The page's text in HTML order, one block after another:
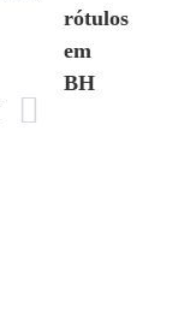
rótulos
em
BH